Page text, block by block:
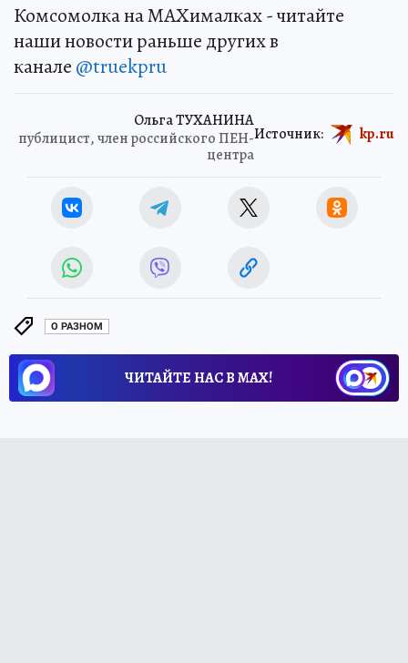
Комсомолка на MAXималках - читайте
наши новости раньше других в
канале @truekpru
Ольга ТУХАНИНА
публицист, член российского ПЕН-
центра
Источник: kp.ru
О РАЗНОМ
ЧИТАЙТЕ НАС В МАХ!